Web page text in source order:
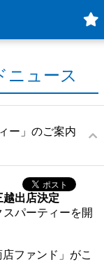
ニュース
ー」のご案内
出店決定
パーティーを開
ファンド」がこ